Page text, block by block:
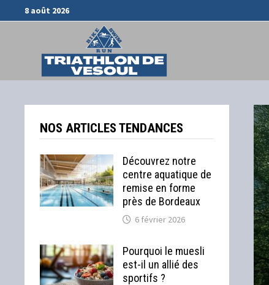
Passer
au
8 août 2026
NOS ARTICLES TENDANCES
Découvrez notre
centre aquatique de
remise en forme
près de Bordeaux
6 février 2026
Pourquoi le muesli
est-il un allié des
sportifs ?